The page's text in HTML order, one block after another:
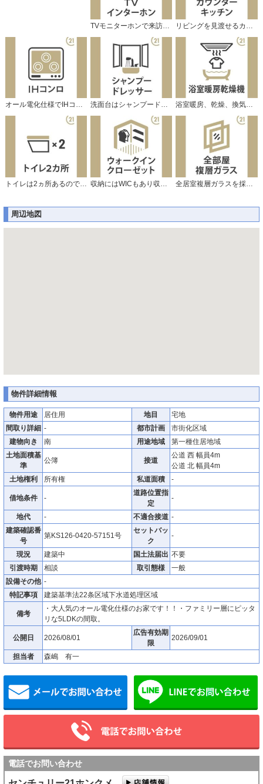
オール電化仕様でIHコンロ付です。 洗面台はシャンプードレッサー仕様です。 浴室暖房、乾燥、換気機能付で快適です♪
周辺地図
物件詳細情報
物件用途 居住用 地目
宅地
間取り詳細 - 都市計画
市街化区域
建物向き
南 用途地域
第一種住居地域
土地面積基
準
公簿 接道
公道 西 幅員4m
公道 北 幅員4m
土地権利
所有権 私道面積 -
借地条件 -
道路位置指
定
-
地代 - 不適合接道 -
建築確認番
号
第KS126-0420-57151号
セットバッ
ク
-
現況 建築中 国土法届出 不要
引渡時期
相談 取引態様
一般
設備その他 -
特記事項
建築基準法22条区域下水道処理区域
備考
・大人気のオール電化仕様のお家です！！・ファミリー層にピッタ
リな5LDKの間取。
公開日 2026/08/01
広告有効期
限
2026/09/01
担当者 森嶋 有一
メールでお問い合わせ
電話でお問い合わせ